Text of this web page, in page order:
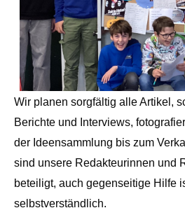
Wir planen sorgfältig alle Artikel,
Berichte und Interviews,
der Ideensammlung bis zum
sind unsere Redakteurinnen und
beteiligt, auch gegenseitige Hilfe
selbstverständlich.